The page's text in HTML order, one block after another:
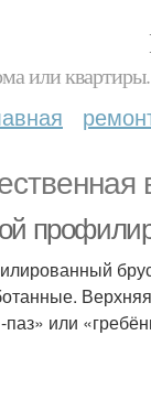
или
или